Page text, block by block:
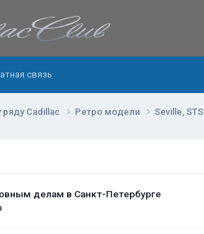
связь
Cadillac Ретро модели Seville, STS
делам в Санкт-Петербурге